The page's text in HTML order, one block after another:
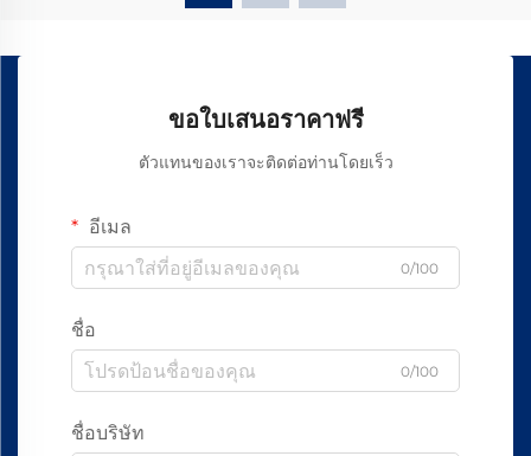
ขอใบเสนอราคาฟรี
ตัวแทนของเราจะติดต่อท่านโดยเร็ว
อีเมล
0/100
ชื่อ
0/100
ชื่อบริษัท